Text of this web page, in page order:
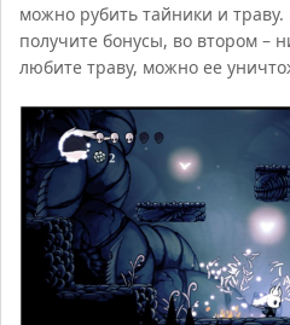
можно рубить тайники и
получите бонусы, во втором –
любите траву, можно ее